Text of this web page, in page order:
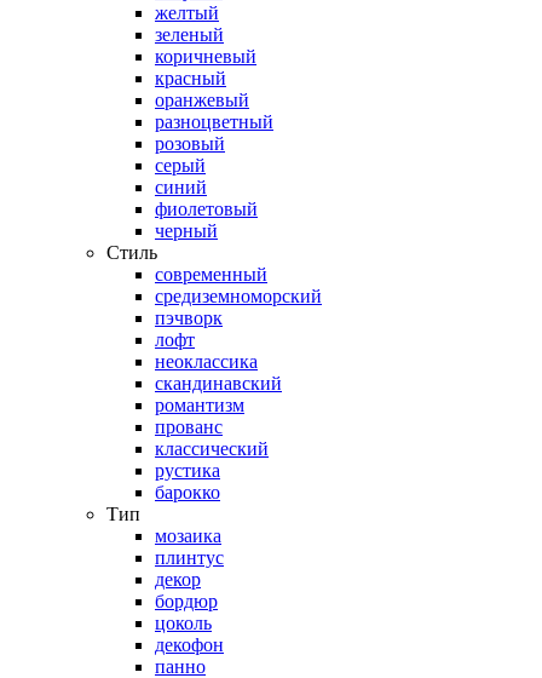
желтый
зеленый
коричневый
красный
оранжевый
разноцветный
розовый
серый
синий
фиолетовый
черный
Стиль
современный
средиземноморский
пэчворк
лофт
неоклассика
скандинавский
романтизм
прованс
классический
рустика
барокко
Тип
мозаика
плинтус
декор
бордюр
цоколь
декофон
панно